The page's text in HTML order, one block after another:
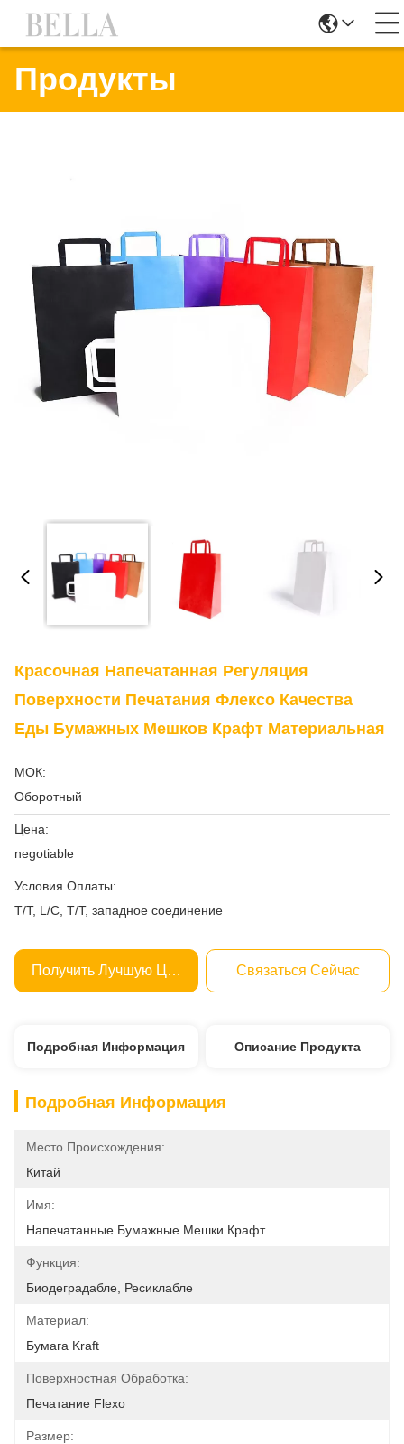
Продукты
Красочная Напечатанная Регуляция
Поверхности Печатания Флексо Качества
Еды Бумажных Мешков Крафт Материальная
МОК:
Оборотный
Цена:
negotiable
Условия Оплаты:
T/T, L/C, T/T, западное соединение
Получить Лучшую Цену Связаться Сейчас
Подробная Информация Описание Продукта
Подробная Информация
Место Происхождения:
Китай
Имя:
Напечатанные Бумажные Мешки Крафт
Функция:
Биодеградабле, Ресиклабле
Материал:
Бумага Kraft
Поверхностная Обработка:
Печатание Flexo
Размер: